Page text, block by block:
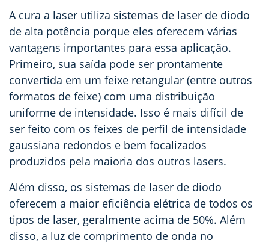
A cura a laser utiliza sistemas de laser de diodo
de alta potência porque eles oferecem várias
vantagens importantes para essa aplicação.
Primeiro, sua saída pode ser prontamente
convertida em um feixe retangular (entre outros
formatos de feixe) com uma distribuição
uniforme de intensidade. Isso é mais difícil de
ser feito com os feixes de perfil de intensidade
gaussiana redondos e bem focalizados
produzidos pela maioria dos outros lasers.
Além disso, os sistemas de laser de diodo
oferecem a maior eficiência elétrica de todos os
tipos de laser, geralmente acima de 50%. Além
disso, a luz de comprimento de onda no